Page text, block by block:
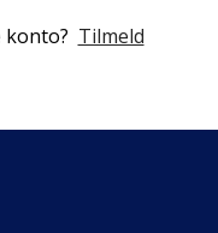
konto? Tilmeld